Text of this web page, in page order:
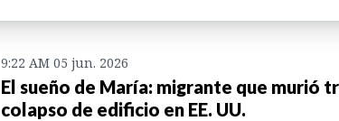
9:22 AM 05 jun. 2026
El sueño de María: migrante que murió
colapso de edificio en EE. UU.